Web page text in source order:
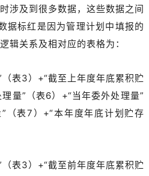
涉及到很多数据，这些数据之间
据标红是因为管理计划中填报的
辑关系及相对应的表格为：
表3）+“截至上年度年底累积贮
量”（表6）+“当年委外处理量”
（表7）+“本年度年底计划贮存
表3）+“截至前年度年底累积贮